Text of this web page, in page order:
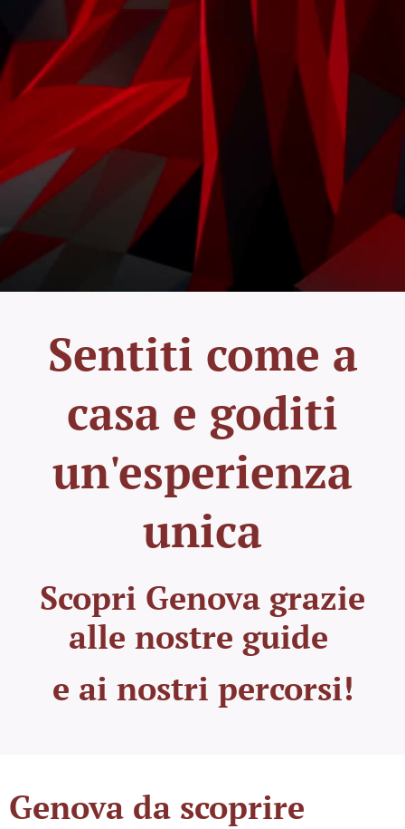
Sentiti come a
casa e goditi
un'esperienza
unica
Scopri Genova grazie
alle nostre guide
e ai nostri percorsi!
Genova da scoprire